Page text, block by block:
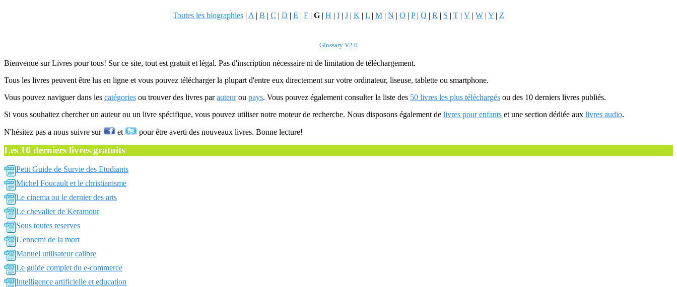
Toutes les biographies | A | B | C | D | E | F | G | H | I | J | K | L | M | N | O | P| Q | R | S | T | V | W | Y | Z
Glossary V2.0
Bienvenue sur Livres pour tous! Sur ce site, tout est gratuit et légal. Pas d'inscription nécessaire ni de limitation de téléchargement.
Tous les livres peuvent être lus en ligne et vous pouvez télécharger la plupart d'entre eux directement sur votre ordinateur, liseuse, tablette ou smartphone.
Vous pouvez naviguer dans les catégories ou trouver des livres parauteurou pays. Vous pouvez également consulter la liste des 50 livres les plus téléchargés ou des 10 derniers livres publiés.
Si vous souhaitez chercher un auteur ou un livre spécifique, vous pouvez utiliser notre moteur de recherche. Nous disposons également de livres pour enfants et une section dédiée aux livres audio.
N'hésitez pas a nous suivre sur et pour être averti des nouveaux livres. Bonne lecture!
Les 10 derniers livres gratuits
Petit Guide de Survie des Etudiants
Michel Foucault et le christianisme
Le cinema ou le dernier des arts
Le chevalier de Keramour
Sous toutes reserves
L'ennemi de la mort
Manuel utilisateur calibre
Le guide complet du e-commerce
Intelligence artificielle et education